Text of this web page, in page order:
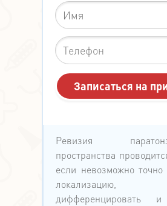
Ревизия
пространства
если невозможно точно
дифференцировать